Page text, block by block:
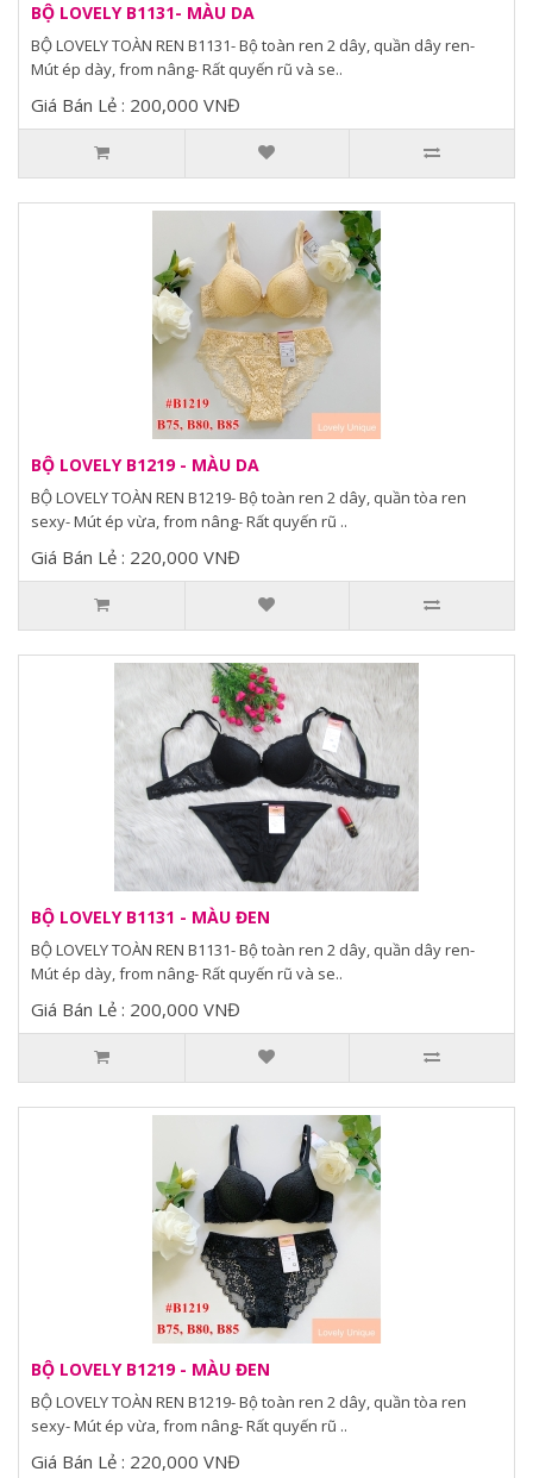
BỘ LOVELY B1131- MÀU DA
BỘ LOVELY TOÀN REN B1131- Bộ toàn ren 2 dây, quần dây ren-
Mút ép dày, from nâng- Rất quyến rũ và se..
Giá Bán Lẻ : 200,000 VNĐ
BỘ LOVELY B1219 - MÀU DA
BỘ LOVELY TOÀN REN B1219- Bộ toàn ren 2 dây, quần tòa ren
sexy- Mút ép vừa, from nâng- Rất quyến rũ ..
Giá Bán Lẻ : 220,000 VNĐ
BỘ LOVELY B1131 - MÀU ĐEN
BỘ LOVELY TOÀN REN B1131- Bộ toàn ren 2 dây, quần dây ren-
Mút ép dày, from nâng- Rất quyến rũ và se..
Giá Bán Lẻ : 200,000 VNĐ
BỘ LOVELY B1219 - MÀU ĐEN
BỘ LOVELY TOÀN REN B1219- Bộ toàn ren 2 dây, quần tòa ren
sexy- Mút ép vừa, from nâng- Rất quyến rũ ..
Giá Bán Lẻ : 220,000 VNĐ